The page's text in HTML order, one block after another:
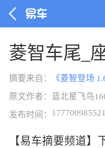
菱智车尾_
摘要来自： 《菱智登场
原文作者：
蓝北星飞鸟
发布时间：
【易车摘要频道】